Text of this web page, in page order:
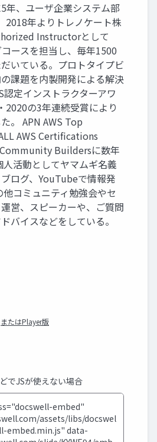
年、ユーザ企業システム部
2018年よりトレノケート株
Instructorとして
ースを担当し、毎年1500
いている。プロトタイプビ
課題を内製開発による解決
認定インストラクターアワ
2020の3年連続受賞により
。 APN AWS Top
AWS Certifications
Buildersに数年
活動としてヤマムギ名義
ログ、YouTubeで情報発
コミュニティ勉強会やセ
営、スピーカーや、ご質問
バイスなどをしている。
またはPlayer版
でJSが使えない場合